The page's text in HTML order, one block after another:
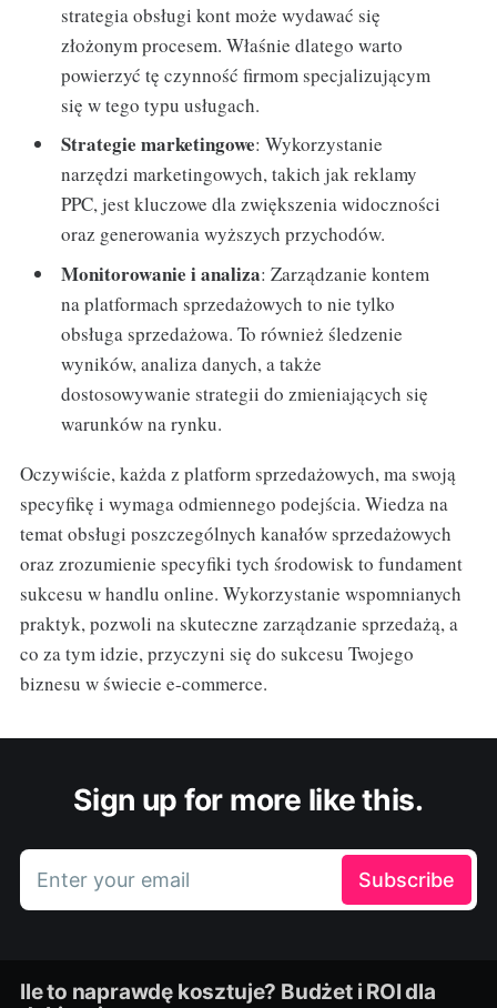
strategia obsługi kont może wydawać się
złożonym procesem. Właśnie dlatego warto
powierzyć tę czynność firmom specjalizującym
się w tego typu usługach.
Strategie marketingowe: Wykorzystanie
narzędzi marketingowych, takich jak reklamy
PPC, jest kluczowe dla zwiększenia widoczności
oraz generowania wyższych przychodów.
Monitorowanie i analiza: Zarządzanie kontem
na platformach sprzedażowych to nie tylko
obsługa sprzedażowa. To również śledzenie
wyników, analiza danych, a także
dostosowywanie strategii do zmieniających się
warunków na rynku.
Oczywiście, każda z platform sprzedażowych, ma swoją
specyfikę i wymaga odmiennego podejścia. Wiedza na
temat obsługi poszczególnych kanałów sprzedażowych
oraz zrozumienie specyfiki tych środowisk to fundament
sukcesu w handlu online. Wykorzystanie wspomnianych
praktyk, pozwoli na skuteczne zarządzanie sprzedażą, a
co za tym idzie, przyczyni się do sukcesu Twojego
biznesu w świecie e-commerce.
Sign up for more like this.
Enter your email Subscribe
Ile to naprawdę kosztuje? Budżet i ROI dla